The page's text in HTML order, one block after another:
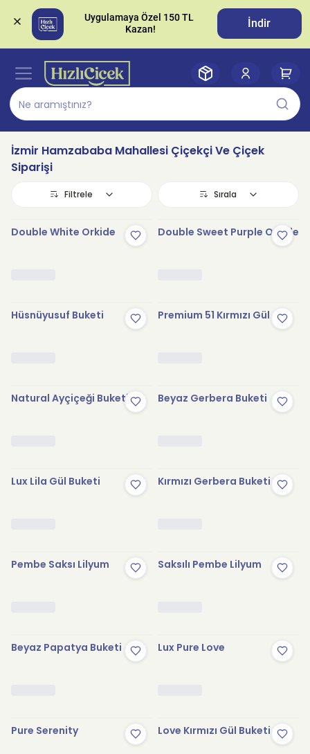
Uygulamaya Özel 150 TL
İndir
İzmir Hamzababa Mahallesi Çiçekçi Ve Çiçek
Siparişi
Filtrele Sırala
Double White Orkide Double Sweet Purple Orkide
Hüsnüyusuf Buketi Premium 51 Kırmızı Gül
Natural Ayçiçeği Buketi Beyaz Gerbera Buketi
Lux Lila Gül Buketi Kırmızı Gerbera Buketi
Pembe Saksı Lilyum Saksılı Pembe Lilyum
Beyaz Papatya Buketi Lux Pure Love
Pure Serenity Love Kırmızı Gül Buketi